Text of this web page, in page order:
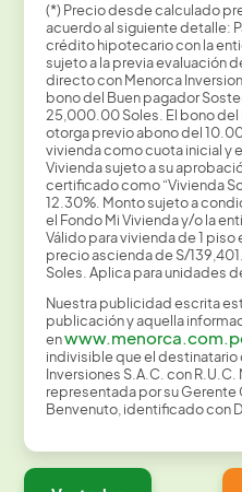
(*) Precio desde calculado
acuerdo al siguiente detalle:
crédito hipotecario con la
sujeto a la previa evaluación
directo con Menorca
bono del Buen pagador
25,000.00 Soles. El bono
otorga previo abono del
vivienda como cuota inicial y
Vivienda sujeto a su
certificado como “Vivienda
12.30%. Monto sujeto a
el Fondo Mi Vivienda y/o la
Válido para vivienda de 1
precio ascienda de S/
Soles. Aplica para unidades
Nuestra publicidad escrita
publicación y aquella
en
indivisible que el
Inversiones S.A.C. con
representada por su Gerente
Benvenuto, identificado con